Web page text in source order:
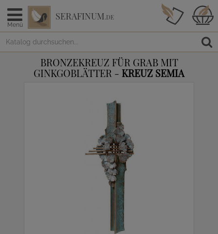
Menü
SERAFINUM.DE
BRONZEKREUZ FÜR GRAB MIT
GINKGOBLÄTTER - KREUZ SEMIA